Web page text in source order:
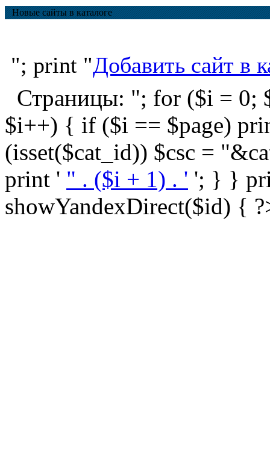
Новые сайты в каталоге
"; print "Добавить сайт в
Страницы: "; for ($i = 0;
$i++) { if ($i == $page)
(isset($cat_id)) $csc =
print ' " . ($i + 1) . ' '; } }
showYandexDirect($id) {